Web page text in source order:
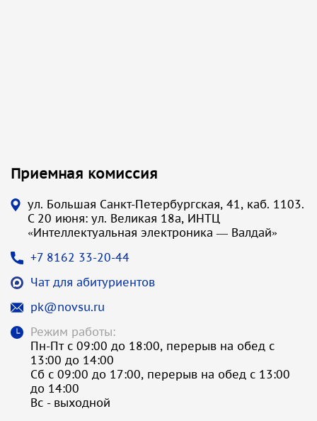
Приемная комиссия
ул. Большая Санкт-Петербургская, 41, каб. 1103.
С 20 июня: ул. Великая 18а, ИНТЦ
«Интеллектуальная электроника — Валдай»
+7 8162 33-20-44
Чат для абитуриентов
pk@novsu.ru
Режим работы:
Пн-Пт с 09:00 до 18:00, перерыв на обед с
13:00 до 14:00
Сб с 09:00 до 17:00, перерыв на обед с 13:00
до 14:00
Вс - выходной